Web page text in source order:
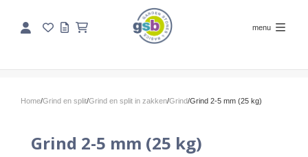
menu
Home/Grind en split/Grind en split in zakken/Grind/Grind 2-5 mm (25 kg)
Grind 2-5 mm (25 kg)